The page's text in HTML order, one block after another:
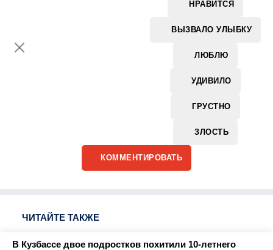
НРАВИТСЯ
ВЫЗВАЛО УЛЫБКУ
ЛЮБЛЮ
УДИВИЛО
ГРУСТНО
ЗЛОСТЬ
КОММЕНТИРОВАТЬ
ЧИТАЙТЕ ТАКЖЕ
В Кузбассе двое подростков похитили 10-летнего